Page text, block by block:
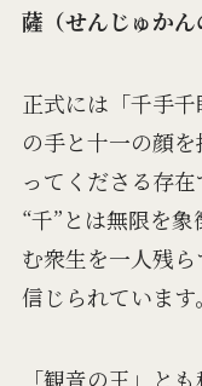
薩（せんじゅかん
正式には「千手
の手と十一の顔
ってくださる存在
“千”とは無限を
む衆生を一人残
信じられています。
「観音の王」と